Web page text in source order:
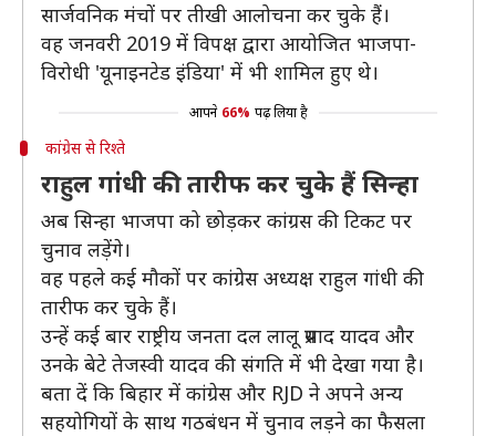
सार्जवनिक मंचों पर तीखी आलोचना कर चुके हैं।
वह जनवरी 2019 में विपक्ष द्वारा आयोजित भाजपा-
विरोधी 'यूनाइनटेड इंडिया' में भी शामिल हुए थे।
आपने 66% पढ़ लिया है
कांग्रेस से रिश्ते
राहुल गांधी की तारीफ कर चुके हैं सिन्हा
अब सिन्हा भाजपा को छोड़कर कांग्रस की टिकट पर
चुनाव लड़ेंगे।
वह पहले कई मौकों पर कांग्रेस अध्यक्ष राहुल गांधी की
तारीफ कर चुके हैं।
उन्हें कई बार राष्ट्रीय जनता दल लालू प्रसाद यादव और
उनके बेटे तेजस्वी यादव की संगति में भी देखा गया है।
बता दें कि बिहार में कांग्रेस और RJD ने अपने अन्य
सहयोगियों के साथ गठबंधन में चुनाव लड़ने का फैसला